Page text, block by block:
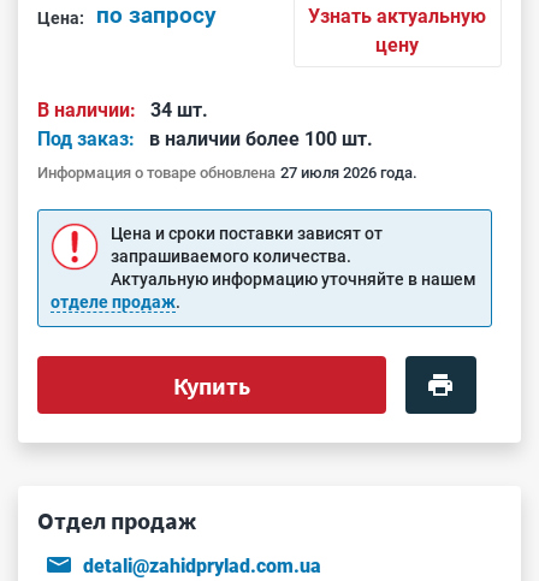
Цена: по запросу
Узнать актуальную
цену
В наличии:
34 шт.
Под заказ:
в наличии более 100 шт.
Информация о товаре обновлена 27 июля 2026 года.
Цена и сроки поставки зависят от
запрашиваемого количества.
Актуальную информацию уточняйте в нашем
отделе продаж.
Купить
Отдел продаж
detali@zahidprylad.com.ua